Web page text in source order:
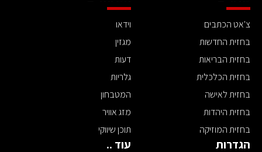
צ'אט הכתבים
בחזית החדשות
בחזית הבריאות
בחזית הכלכלית
בחזית לאישה
בחזית היהדות
בחזית המוזיקה
וידאו
מגזין
דעות
גלריות
המטבחון
מזג אוויר
תוכן שיווקי
הגדרות עוד ..